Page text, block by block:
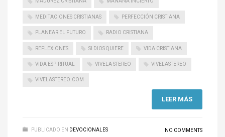
MEDITACIONES CRISTIANAS PERFECCIÓN CRISTIANA
PLANEAR EL FUTURO RADIO CRISTIANA
REFLEXIONES SI DIOS QUIERE VIDA CRISTIANA
VIDA ESPIRITUAL VIVELA STEREO VIVELASTEREO
VIVELASTEREO.COM
LEER MÁS
PUBLICADO EN DEVOCIONALES NO COMMENTS